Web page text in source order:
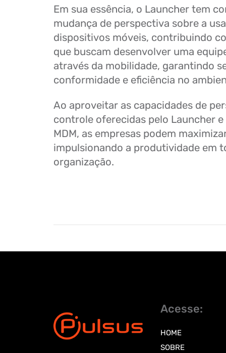
Em sua essência, o Launcher tem
mudança de perspectiva sobre a
dispositivos móveis, contribuindo
que buscam desenvolver uma
através da mobilidade, garantindo
conformidade e eficiência no
Ao aproveitar as capacidades de
controle oferecidas pelo Launcher
MDM, as empresas podem
impulsionando a produtividade em
organização.
Acesse:
HOME
SOBRE